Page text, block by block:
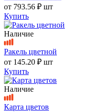
от 793.56 ₽ шт
Купить
Наличие
Ракель цветной
от 145.20 ₽ шт
Купить
Наличие
Карта цветов